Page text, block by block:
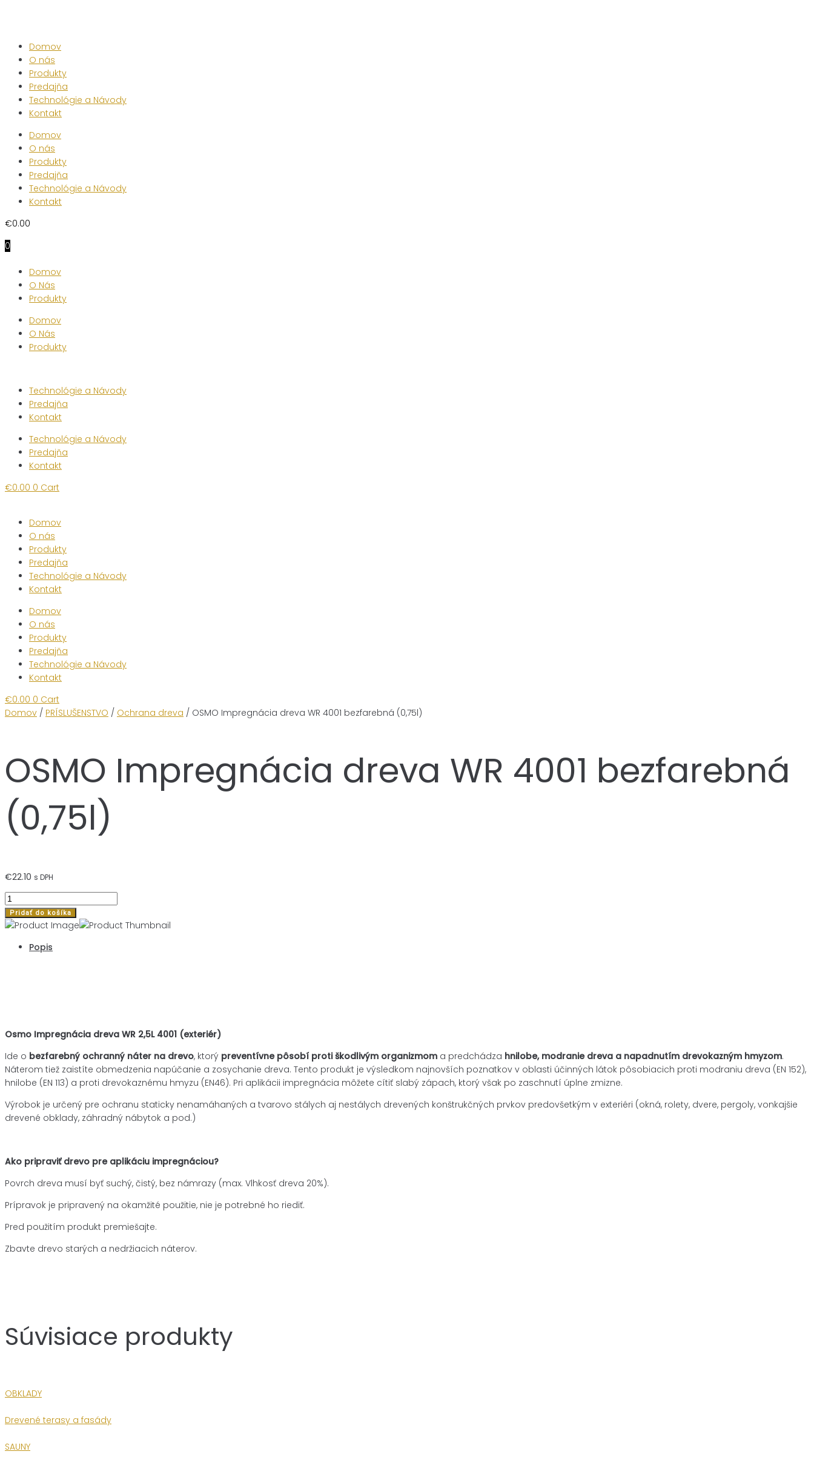
Domov
O nás
Produkty
Predajňa
Technológie a Návody
Kontakt
Domov
O nás
Produkty
Predajňa
Technológie a Návody
Kontakt
€0.00
0
Domov
O Nás
Produkty
Domov
O Nás
Produkty
Technológie a Návody
Predajňa
Kontakt
Technológie a Návody
Predajňa
Kontakt
€0.00 0 Cart
Domov
O nás
Produkty
Predajňa
Technológie a Návody
Kontakt
Domov
O nás
Produkty
Predajňa
Technológie a Návody
Kontakt
€0.00 0 Cart
Domov / PRÍSLUŠENSTVO / Ochrana dreva / OSMO Impregnácia dreva WR 4001 bezfarebná (0,75l)
OSMO Impregnácia dreva WR 4001 bezfarebná
(0,75l)
€22.10 s DPH
množstvo
OSMO
Impregnácia
WR
Pridať do košíka
Popis
Osmo Impregnácia dreva WR 2,5L 4001 (exteriér)
Ide o bezfarebný ochranný náter na drevo, ktorý preventívne pôsobí proti škodlivým organizmom a predchádza hnilobe, modranie dreva a napadnutím drevokazným hmyzom.
Náterom tiež zaistíte obmedzenia napúčanie a zosychanie dreva. Tento produkt je výsledkom najnovších poznatkov v oblasti účinných látok pôsobiacich proti modraniu dreva (EN 152),
hnilobe (EN 113) a proti drevokaznému hmyzu (EN46). Pri aplikácii impregnácia môžete cítiť slabý zápach, ktorý však po zaschnutí úplne zmizne.
Výrobok je určený pre ochranu staticky nenamáhaných a tvarovo stálych aj nestálych drevených konštrukčných prvkov predovšetkým v exteriéri (okná, rolety, dvere, pergoly, vonkajšie
drevené obklady, záhradný nábytok a pod.)
Ako pripraviť drevo pre aplikáciu impregnáciou?
Povrch dreva musí byť suchý, čistý, bez námrazy (max. Vlhkosť dreva 20%).
Prípravok je pripravený na okamžité použitie, nie je potrebné ho riediť.
Pred použitím produkt premiešajte.
Zbavte drevo starých a nedržiacich náterov.
Súvisiace produkty
OBKLADY
Drevené terasy a fasády
SAUNY